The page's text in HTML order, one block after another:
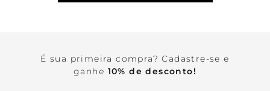
É sua primeira compra? Cadastre-se e
ganhe 10% de desconto!